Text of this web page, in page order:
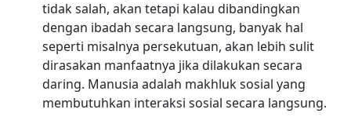
tidak salah, akan tetapi kalau dibandingkan
dengan ibadah secara langsung, banyak hal
seperti misalnya persekutuan, akan lebih sulit
dirasakan manfaatnya jika dilakukan secara
daring. Manusia adalah makhluk sosial yang
membutuhkan interaksi sosial secara langsung.